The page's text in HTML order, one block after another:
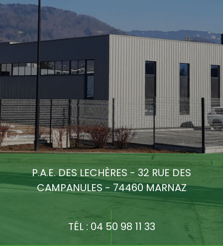
P.A.E. DES LECHÈRES - 32 RUE DES
CAMPANULES - 74460 MARNAZ
TÉL : 04 50 98 11 33